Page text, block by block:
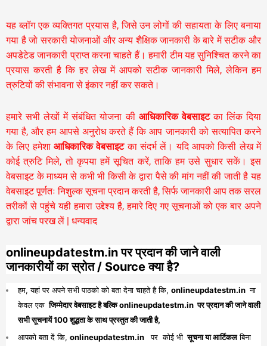
यह ब्लॉग एक व्यक्तिगत प्रयास है, जिसे उन लोगों की सहायता के लिए बनाया
गया है जो सरकारी योजनाओं और अन्य शैक्षिक जानकारी के बारे में सटीक और
अपडेटेड जानकारी प्राप्त करना चाहते हैं। हमारी टीम यह सुनिश्चित करने का
प्रयास करती है कि हर लेख में आपको सटीक जानकारी मिले, लेकिन हम
त्रुटियों की संभावना से इंकार नहीं कर सकते।
हमारे सभी लेखों में संबंधित योजना की आधिकारिक वेबसाइटका लिंक दिया
गया है, और हम आपसे अनुरोध करते हैं कि आप जानकारी को सत्यापित करने
के लिए हमेशा आधिकारिक वेबसाइटका संदर्भ लें। यदि आपको किसी लेख में
कोई त्रुटि मिले, तो कृपया हमें सूचित करें, ताकि हम उसे सुधार सकें। इस
वेबसाइट के माध्यम से कभी भी किसी के द्वारा पैसे की मांग नहीं की जाती है यह
वेबसाइट पूर्णतः निशुल्क सूचना प्रदान करती है,सिर्फ जानकारी आप तक सरल
तरीकों से पहुंचे यही हमारा उद्देश्य है, हमारे दिए गए सूचनाओं को एक बार अपने
द्वारा जांच परख लें | धन्यवाद
onlineupdatestm.in पर प्रदान की जाने वाली
जानकारीयों का स्रोत / Source क्या है?
हम, यहां पर अपने सभी पाठको को बता देना चाहते है कि, onlineupdatestm.in ना
केवल एक जिम्मेदार वेबसाइट है बल्कि onlineupdatestm.in पर प्रदान की जाने वाली
सभी सूचनायें 100 शुद्धता के साथ प्रस्तुत की जाती है,
आपको बता दें कि, onlineupdatestm.in पर कोई भी सूचना या आर्टिकलबिना